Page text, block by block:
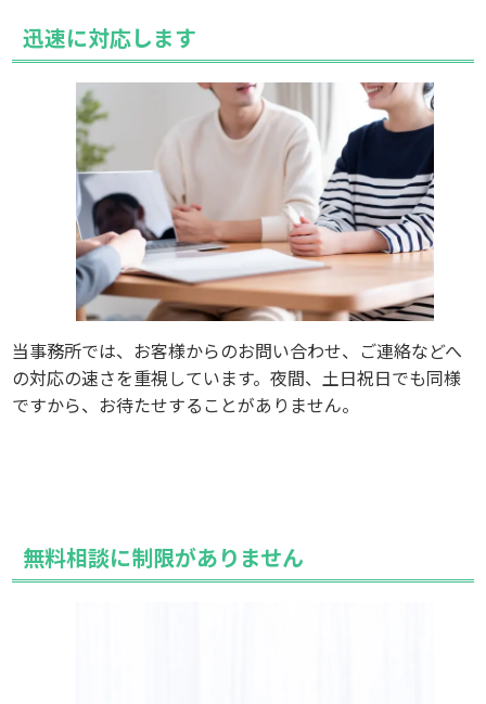
迅速に対応します
当事務所では、お客様からのお問い合わせ、ご連絡などへ
の対応の速さを重視しています。夜間、土日祝日でも同様
ですから、お待たせすることがありません。
無料相談に制限がありません